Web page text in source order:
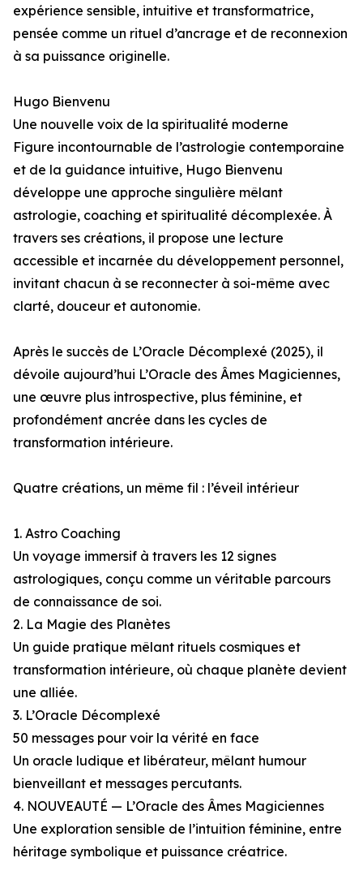
expérience sensible, intuitive et transformatrice,
pensée comme un rituel d’ancrage et de reconnexion
à sa puissance originelle.
Hugo Bienvenu
Une nouvelle voix de la spiritualité moderne
Figure incontournable de l’astrologie contemporaine
et de la guidance intuitive, Hugo Bienvenu
développe une approche singulière mêlant
astrologie, coaching et spiritualité décomplexée. À
travers ses créations, il propose une lecture
accessible et incarnée du développement personnel,
invitant chacun à se reconnecter à soi-même avec
clarté, douceur et autonomie.
Après le succès de L’Oracle Décomplexé (2025), il
dévoile aujourd’hui L’Oracle des Âmes Magiciennes,
une œuvre plus introspective, plus féminine, et
profondément ancrée dans les cycles de
transformation intérieure.
Quatre créations, un même fil : l’éveil intérieur
1. Astro Coaching
Un voyage immersif à travers les 12 signes
astrologiques, conçu comme un véritable parcours
de connaissance de soi.
2. La Magie des Planètes
Un guide pratique mêlant rituels cosmiques et
transformation intérieure, où chaque planète devient
une alliée.
3. L’Oracle Décomplexé
50 messages pour voir la vérité en face
Un oracle ludique et libérateur, mêlant humour
bienveillant et messages percutants.
4. NOUVEAUTÉ — L’Oracle des Âmes Magiciennes
Une exploration sensible de l’intuition féminine, entre
héritage symbolique et puissance créatrice.